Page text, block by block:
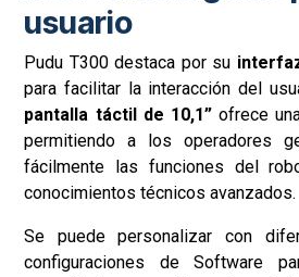
Esta robustez lo convierte en una
diversos entornos industriales,
materiales pesados es una
Pudu T300 cuenta con un diseño
garantiza la estabilidad durante el
está fabricado con materiales
rendimiento.